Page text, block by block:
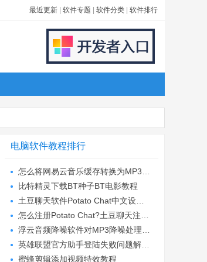
最近更新 软件专题 软件分类 软件排行
电脑软件教程排行
比特精灵下载BT种子BT电影教程
蜜蜂剪辑添加视频特效教程